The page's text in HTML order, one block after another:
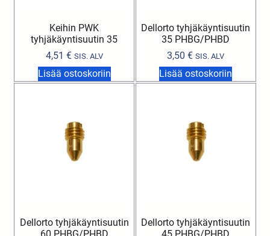
Keihin PWK
tyhjäkäyntisuutin 35
4,51 € SIS. ALV
Lisää ostoskoriin
Dellorto tyhjäkäyntisuutin
35 PHBG/PHBD
3,50€ SIS. ALV
Lisää ostoskoriin
Dellorto tyhjäkäyntisuutin
Dellorto tyhjäkäyntisuutin